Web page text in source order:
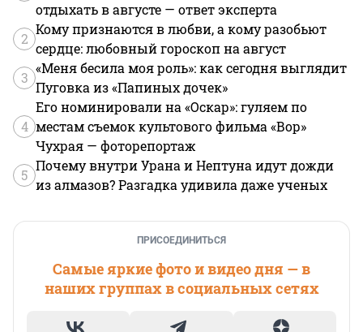
отдыхать в августе — ответ эксперта
2
Кому признаются в любви, а кому разобьют
сердце: любовный гороскоп на август
3
«Меня бесила моя роль»: как сегодня выглядит
Пуговка из «Папиных дочек»
4
Его номинировали на «Оскар»: гуляем по
местам съемок культового фильма «Вор»
Чухрая — фоторепортаж
5
Почему внутри Урана и Нептуна идут дожди
из алмазов? Разгадка удивила даже ученых
ПРИСОЕДИНИТЬСЯ
Самые яркие фото и видео дня — в
наших группах в социальных сетях